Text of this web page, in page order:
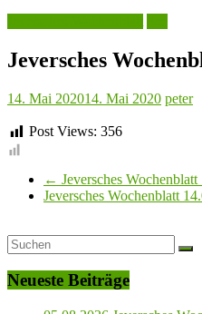
Jeversches
14. Mai 202014. Mai 2020 peter
Post Views: 356
← Jeversches
Jeversches Wochenblatt
Neueste Beiträge